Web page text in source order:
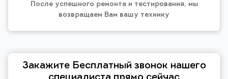
После успешного ремонта и тестирования, мы
возвращаем Вам вашу технику
Закажите Бесплатный звонок нашего